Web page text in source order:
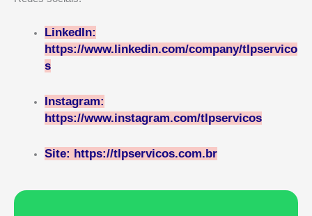
LinkedIn:
https://www.linkedin.com/company/tlpservico
s
Instagram:
https://www.instagram.com/tlpservicos
Site: https://tlpservicos.com.br